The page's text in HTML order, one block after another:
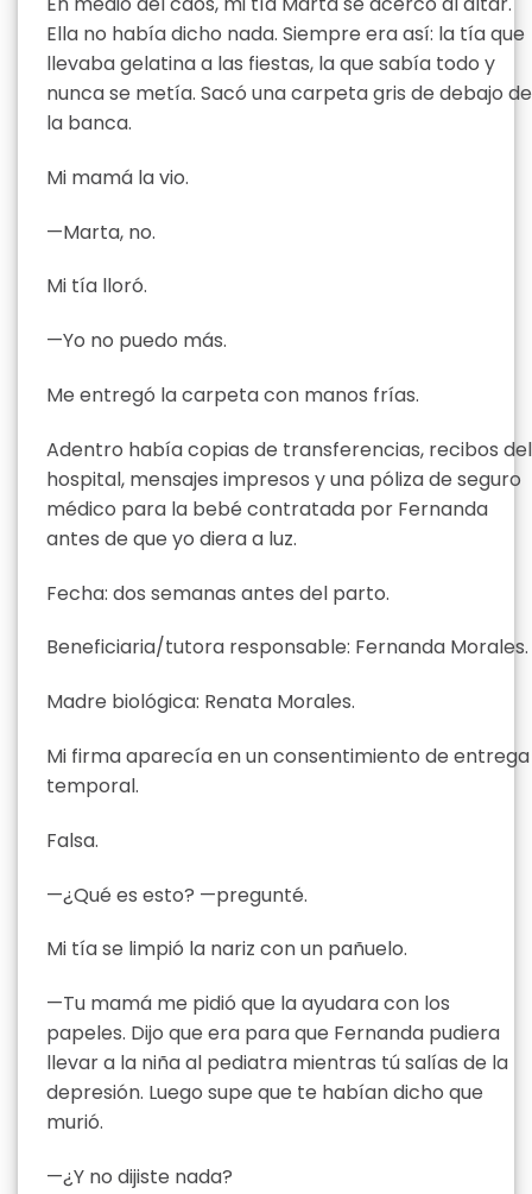
Ella no había dicho nada. Siempre era así: la tía que
llevaba gelatina a las fiestas, la que sabía todo y
nunca se metía. Sacó una carpeta gris de debajo de
la banca.
Mi mamá la vio.
—Marta, no.
Mi tía lloró.
—Yo no puedo más.
Me entregó la carpeta con manos frías.
Adentro había copias de transferencias, recibos del
hospital, mensajes impresos y una póliza de seguro
médico para la bebé contratada por Fernanda
antes de que yo diera a luz.
Fecha: dos semanas antes del parto.
Beneficiaria/tutora responsable: Fernanda Morales.
Madre biológica: Renata Morales.
Mi firma aparecía en un consentimiento de entrega
temporal.
Falsa.
—¿Qué es esto? —pregunté.
Mi tía se limpió la nariz con un pañuelo.
—Tu mamá me pidió que la ayudara con los
papeles. Dijo que era para que Fernanda pudiera
llevar a la niña al pediatra mientras tú salías de la
depresión. Luego supe que te habían dicho que
murió.
—¿Y no dijiste nada?